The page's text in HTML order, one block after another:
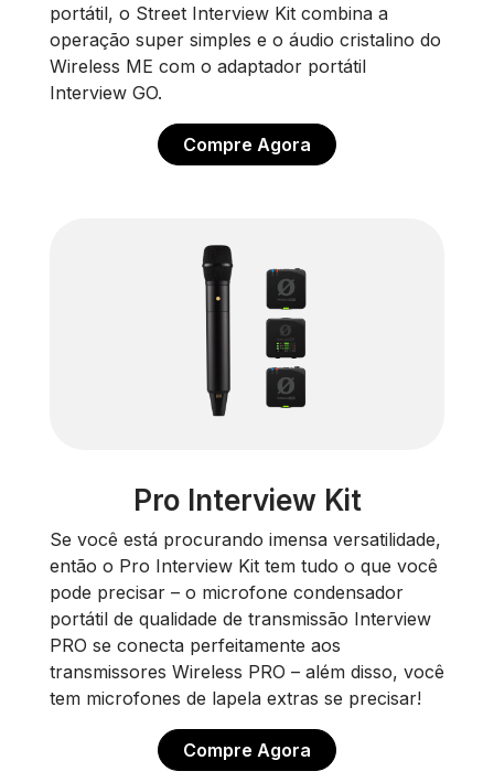
portátil, o Street Interview Kit combina a
operação super simples e o áudio cristalino do
Wireless ME com o adaptador portátil
Interview GO.
Compre Agora
Pro Interview Kit
Se você está procurando imensa versatilidade,
então o Pro Interview Kit tem tudo o que você
pode precisar – o microfone condensador
portátil de qualidade de transmissão Interview
PRO se conecta perfeitamente aos
transmissores Wireless PRO – além disso, você
tem microfones de lapela extras se precisar!
Compre Agora